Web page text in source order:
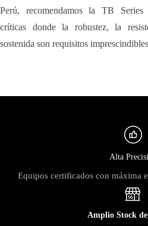
Perú, recomendamos la TB Series
críticas donde la robustez, la
sostenida son requisitos
Alta
Equipos certificados con máxima
Amplio Stock